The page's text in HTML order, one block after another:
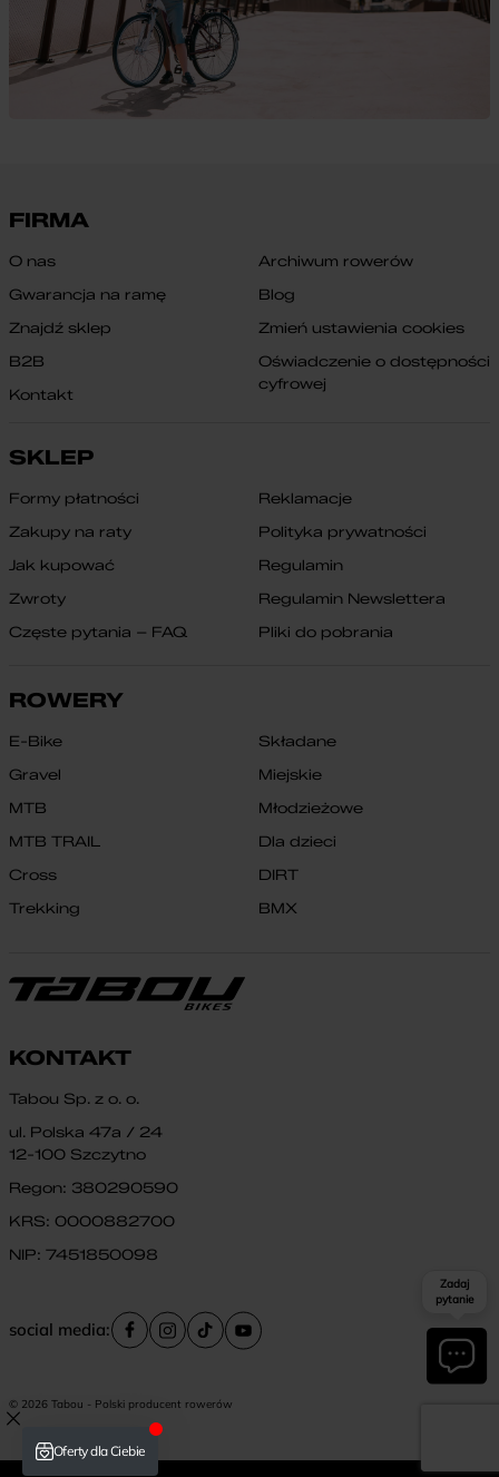
FIRMA
O nas
Gwarancja na ramę
Znajdź sklep
B2B
Kontakt
Archiwum rowerów
Blog
Zmień ustawienia cookies
Oświadczenie o dostępności
cyfrowej
SKLEP
Formy płatności
Zakupy na raty
Jak kupować
Zwroty
Częste pytania – FAQ
Reklamacje
Polityka prywatności
Regulamin
Regulamin Newslettera
Pliki do pobrania
ROWERY
E-Bike
Gravel
MTB
MTB TRAIL
Cross
Trekking
Składane
Miejskie
Młodzieżowe
Dla dzieci
DIRT
BMX
KONTAKT
Tabou Sp. z o. o.
ul. Polska 47a / 24
12-100 Szczytno
Regon: 380290590
KRS: 0000882700
NIP: 7451850098
social media:
© 2026 Tabou - Polski producent rowerów
Zadaj
pytanie